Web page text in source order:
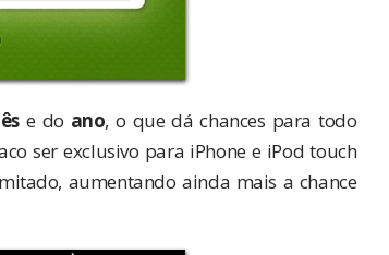
e do ano, o que dá chances para todo
ser exclusivo para iPhone e iPod touch
aumentando ainda mais a chance